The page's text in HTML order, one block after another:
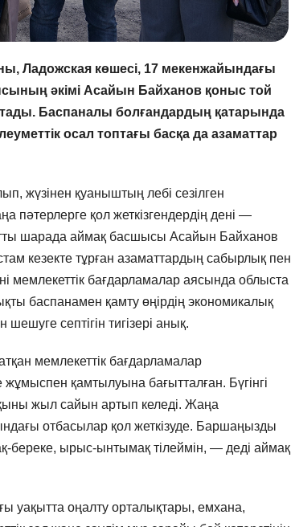
Ладожская көшесі, 17 мекенжайындағы
әкімі Асайын Байханов қоныс той
Баспаналы болғандардың қатарында
осал топтағы басқа да азаматтар
жүзінен қуаныштың лебі сезілген
пәтерлерге қол жеткізгендердің дені —
шарада аймақ басшысы Асайын Байханов
кезекте тұрған азаматтардың сабырлық пен
мемлекеттік бағдарламалар аясында облыста
баспанамен қамту өңірдің экономикалық
септігін тигізері анық.
мемлекеттік бағдарламалар
қамтылуына бағытталған. Бүгінгі
жыл сайын артып келеді. Жаңа
отбасылар қол жеткізуде. Баршаңызды
береке, ырыс-ынтымақ тілеймін, — деді аймақ
уақытта оңалту орталықтары, емхана,